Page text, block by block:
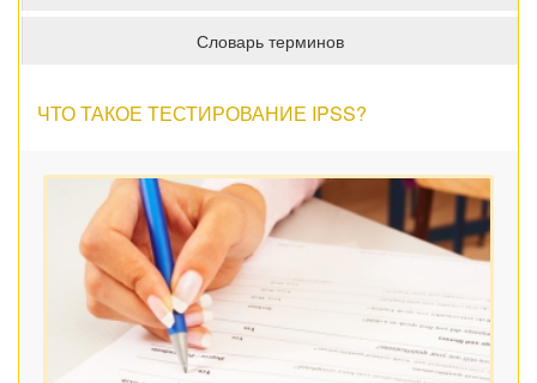
Словарь терминов
ЧТО ТАКОЕ ТЕСТИРОВАНИЕ IPSS?